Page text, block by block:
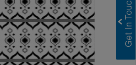
Greenlam Laminates
Greenlam Compact Laminates
I consent to have this website store
my submitted information so they can
respond to my inquiry.